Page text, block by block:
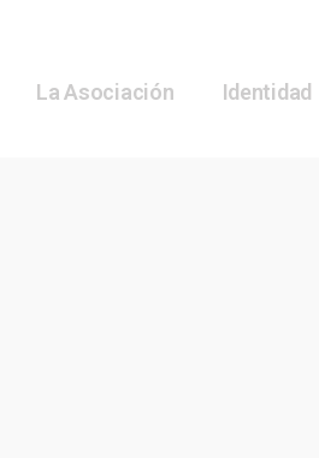
La Asociación Identidad